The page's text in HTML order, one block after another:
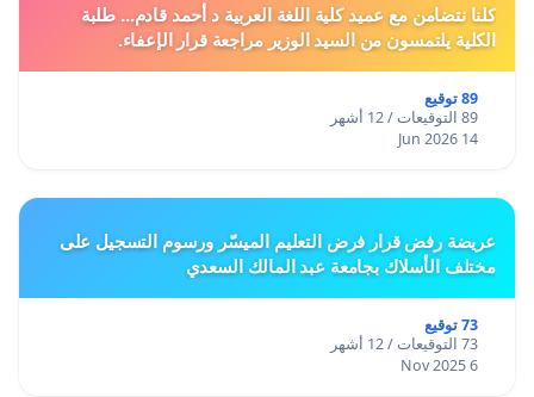
كلنا نتضامن مع عميد كلية اللغة العربية د أحمد قادم... طلبة
الكلية يلتمسون من السيد الوزير مراجعة قرار الإعفاء.
89 توقيع
89 التوقيعات / 12 أشهر
14 Jun 2026
عريضة رفض قرار فرض التعليم الميسّر ورسوم التسجيل على
مختلف الأسلاك بجامعة عبد المالك السعدي
73 توقيع
73 التوقيعات / 12 أشهر
6 Nov 2025